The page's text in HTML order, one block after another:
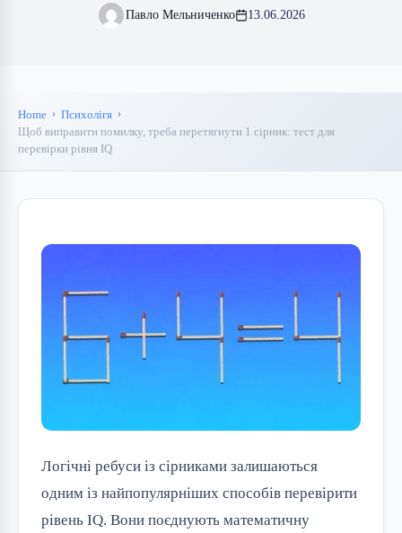
Павло Мельниченко 13.06.2026
Home
Психолігя
Щоб виправити помилку, треба перетягнути 1 сірник: тест для
перевірки рівня IQ
Логічні ребуси із сірниками залишаються
одним із найпопулярніших способів перевірити
рівень IQ. Вони поєднують математичну